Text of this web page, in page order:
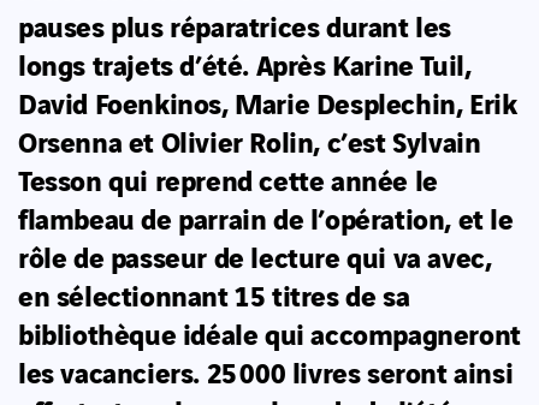
pauses plus réparatrices durant les
longs trajets d’été.Après Karine Tuil,
David Foenkinos, Marie Desplechin, Erik
Orsenna et Olivier Rolin, c’est Sylvain
Tesson qui reprend cette année le
flambeau de parrain de l’opération, et le
rôle de passeur de lecture qui va avec,
en sélectionnant 15 titres de sa
bibliothèque idéale qui accompagneront
les vacanciers. 25 000 livres seront ainsi